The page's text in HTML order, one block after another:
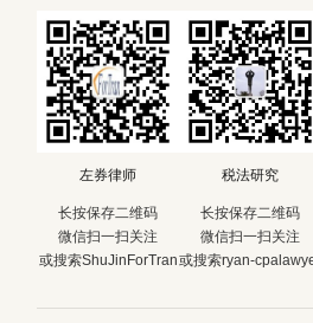
左券律师
长按保存二维码
微信扫一扫关注
或搜索ShuJinForTran
税法研究
长按保存二维码
微信扫一扫关注
或搜索ryan-